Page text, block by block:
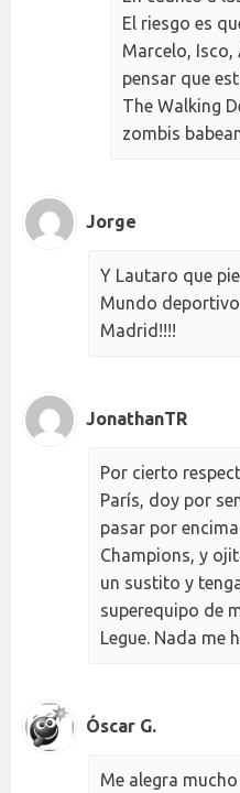
El riesgo es
Marcelo, Isco,
pensar que
The Walking
zombis
Jorge
Y Lautaro que
Mundo
Madrid!!!!
JonathanTR
Por cierto
París, doy por
pasar por
Champions, y
un sustito y
superequipo de
Legue. Nada me
Óscar G.
Me alegra